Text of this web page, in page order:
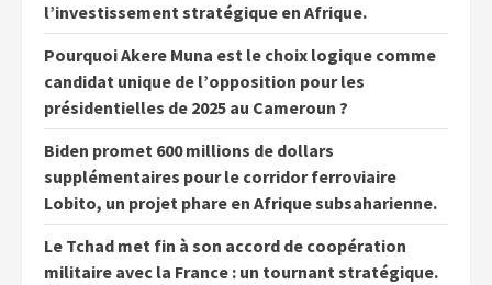
l’investissement stratégique en Afrique.
Pourquoi Akere Muna est le choix logique comme
candidat unique de l’opposition pour les
présidentielles de 2025 au Cameroun ?
Biden promet 600 millions de dollars
supplémentaires pour le corridor ferroviaire
Lobito, un projet phare en Afrique subsaharienne.
Le Tchad met fin à son accord de coopération
militaire avec la France : un tournant stratégique.